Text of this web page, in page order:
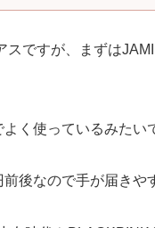
スですが、まずは
く使っているみたい
後なので手が届きや